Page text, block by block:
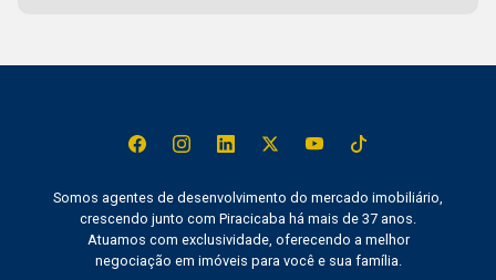
Somos agentes de desenvolvimento do mercado imobiliário,
crescendo junto com Piracicaba há mais de 37 anos.
Atuamos com exclusividade, oferecendo a melhor
negociação em imóveis para você e sua família.